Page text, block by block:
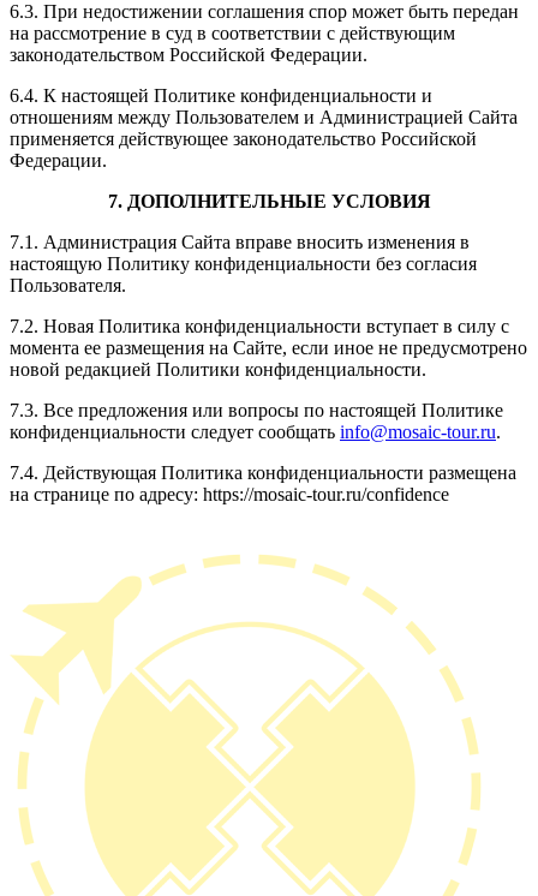
6.3. При недостижении соглашения спор может быть передан
на рассмотрение в суд в соответствии с действующим
законодательством Российской Федерации.
6.4. К настоящей Политике конфиденциальности и
отношениям между Пользователем и Администрацией Сайта
применяется действующее законодательство Российской
Федерации.
7. ДОПОЛНИТЕЛЬНЫЕ УСЛОВИЯ
7.1. Администрация Сайта вправе вносить изменения в
настоящую Политику конфиденциальности без согласия
Пользователя.
7.2. Новая Политика конфиденциальности вступает в силу с
момента ее размещения на Сайте, если иное не предусмотрено
новой редакцией Политики конфиденциальности.
7.3. Все предложения или вопросы по настоящей Политике
конфиденциальности следует сообщать info@mosaic-tour.ru.
7.4. Действующая Политика конфиденциальности размещена
на странице по адресу: https://mosaic-tour.ru/confidence